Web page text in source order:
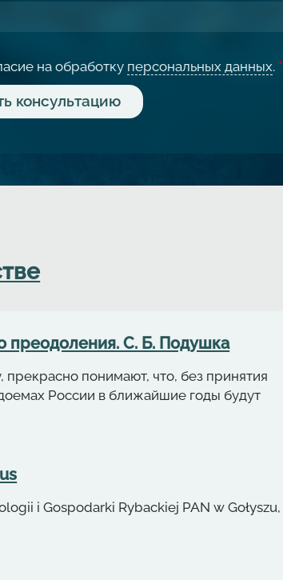
на обработку персональных данных. *
преодоления. С. Б. Подушка
понимают, что, без принятия
России в ближайшие годы будут
i Gospodarki Rybackiej PAN w Gołyszu,